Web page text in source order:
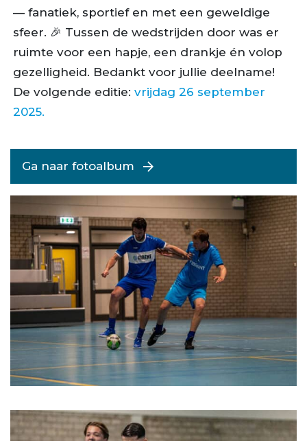
— fanatiek, sportief en met een geweldige
sfeer. 🎉 Tussen de wedstrijden door was er
ruimte voor een hapje, een drankje én volop
gezelligheid. Bedankt voor jullie deelname!
De volgende editie:vrijdag 26 september
2025.
Ga naar fotoalbum